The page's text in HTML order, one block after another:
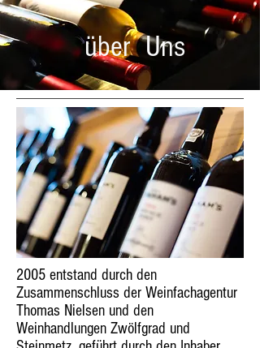
über Uns
2005 entstand durch den
Zusammenschluss der Weinfachagentur
Thomas Nielsen und den
Weinhandlungen Zwölfgrad und